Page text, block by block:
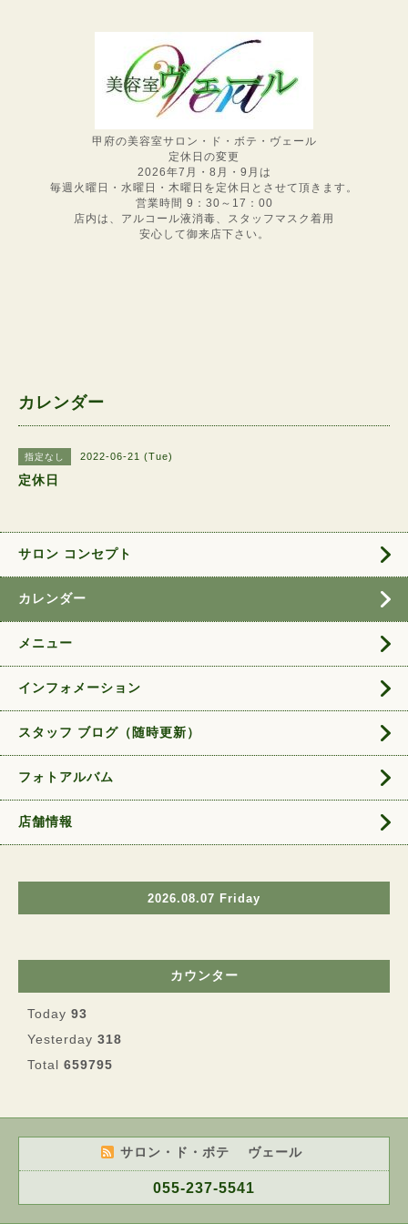
甲府の美容室サロン・ド・ボテ・ヴェール
定休日の変更
2026年7月・8月・9月は
毎週火曜日・水曜日・木曜日を定休日とさせて頂きます。
営業時間 9：30～17：00
店内は、アルコール液消毒、スタッフマスク着用
安心して御来店下さい。
カレンダー
指定なし 2022-06-21 (Tue)
定休日
サロン コンセプト
カレンダー
メニュー
インフォメーション
スタッフ ブログ（随時更新）
フォトアルバム
店舗情報
2026.08.07 Friday
カウンター
Today 93
Yesterday 318
Total 659795
サロン・ド・ボテ ヴェール
055-237-5541